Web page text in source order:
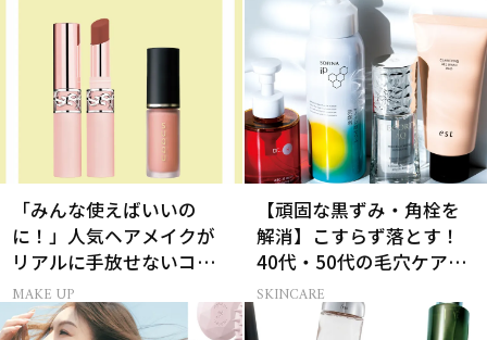
「みんな使えばいいの
に！」人気ヘアメイクが
リアルに手放せないコス
メ
MAKE UP
【頑固な黒ずみ・角栓を
解消】こすらず落とす！
40代・50代の毛穴ケア4
選
SKINCARE